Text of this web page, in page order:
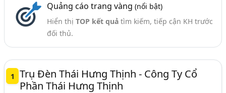
Chiếu Sáng - Thiết Bị Chiếu Sáng, Hệ Thống Chiếu
Sáng (226)
Quảng cáo trang vàng (nổi bật)
Hiển thị TOP kết quảtìm kiếm, tiếp cận KH trước
đối thủ.
1
Trụ Đèn Thái Hưng Thịnh - Công Ty Cổ
Phần Thái Hưng Thịnh